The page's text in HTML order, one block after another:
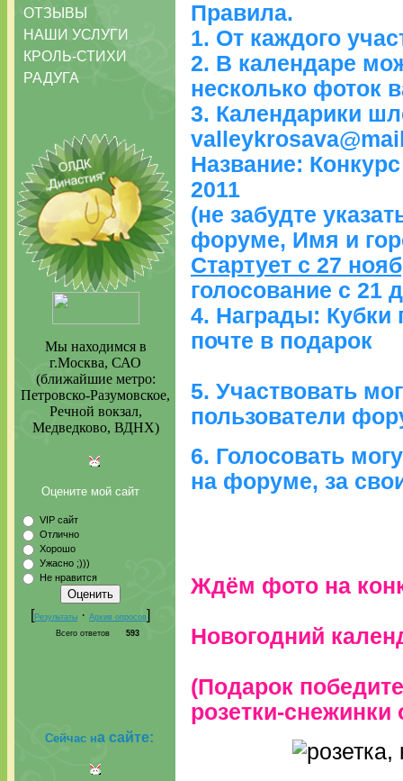
ОТЗЫВЫ
НАШИ УСЛУГИ
КРОЛЬ-СТИХИ
РАДУГА
Мы находимся в
г.Москва, САО
(ближайшие метро:
Петровско-Разумовское,
Речной вокзал,
Медведково, ВДНХ)
Оцените мой сайт
VIP сайт
Отлично
Хорошо
Ужасно ;)))
Не нравится
[Результаты · Архив опросов]
Всего ответов 593
Сейчас на сайте:
Правила.
1. От каждого
2. В календаре
несколько фоток
3. Календарики
Название:
2011
(не забудте
форуме, Имя и
Стартует с 27
голосование с 21
4. Награды: Кубки
почте в подарок
5. Участвовать
пользователи
6. Голосовать
на форуме, за
Ждём фото на
Новогодний
(Подарок
розетки-